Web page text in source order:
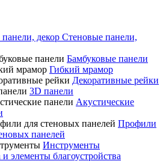
Стеновые панели,
Бамбуковые панели
Гибкий мрамор
Декоративные рейки
3D панели
Акустические
Профили
панелей
Инструменты